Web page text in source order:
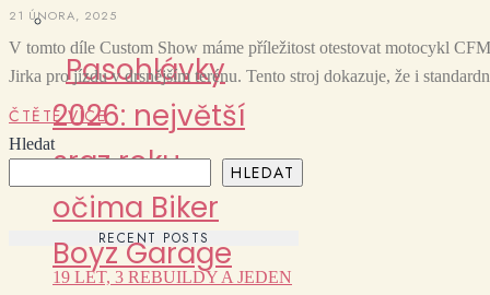
Pasohlávky
2026: největší
sraz roku
očima Biker
Boyz Garage
21 ÚNORA, 2025
V tomto díle Custom Show máme příležitost otestovat motocykl
Jirka pro jízdu v drsnějším terénu. Tento stroj dokazuje, že i
ČTĚTE VÍCE
Hledat
HLEDAT
RECENT POSTS
19 LET, 3 REBUILDY A JEDEN